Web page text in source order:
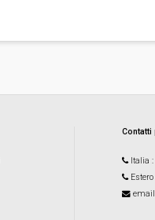
Italia
Estero
email